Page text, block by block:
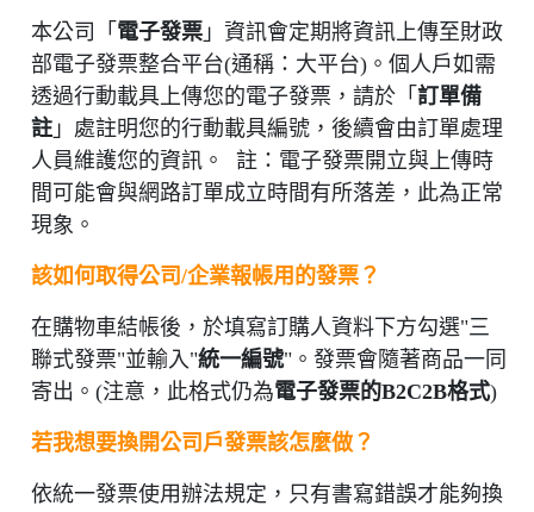
本公司「 電子發票」資訊會定期將資訊上傳至財政
部電子發票整合平台(通稱：大平台)。個人戶如需
透過行動載具上傳您的電子發票，請於「 訂單備
註」處註明您的行動載具編號，後續會由訂單處理
人員維護您的資訊。 註：電子發票開立與上傳時
間可能會與網路訂單成立時間有所落差，此為正常
現象。
該如何取得公司/企業報帳用的發票？
在購物車結帳後，於填寫訂購人資料下方勾選"三
聯式發票"並輸入"統一編號"。發票會隨著商品一同
寄出。(注意，此格式仍為電子發票的B2C2B格式)
若我想要換開公司戶發票該怎麼做？
依統一發票使用辦法規定，只有書寫錯誤才能夠換